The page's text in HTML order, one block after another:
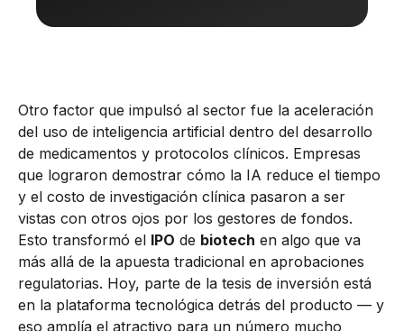
Otro factor que impulsó al sector fue la aceleración
del uso de inteligencia artificial dentro del desarrollo
de medicamentos y protocolos clínicos. Empresas
que lograron demostrar cómo la IA reduce el tiempo
y el costo de investigación clínica pasaron a ser
vistas con otros ojos por los gestores de fondos.
Esto transformó el IPO de biotech en algo que va
más allá de la apuesta tradicional en aprobaciones
regulatorias. Hoy, parte de la tesis de inversión está
en la plataforma tecnológica detrás del producto — y
eso amplía el atractivo para un número mucho